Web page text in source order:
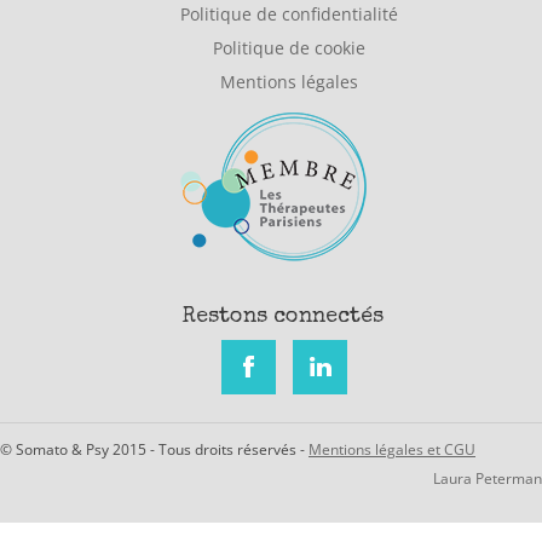
Politique de confidentialité
Politique de cookie
Mentions légales
Restons connectés
© Somato & Psy 2015 - Tous droits réservés - Mentions légales et CGU
Laura Peterman